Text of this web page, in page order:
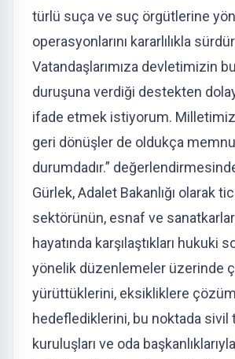
türlü suça ve suç örgütlerine
operasyonlarını kararlılıkla
Vatandaşlarımıza devletimizin
duruşuna verdiği destekten
ifade etmek istiyorum.
geri dönüşler de oldukça
durumdadır.”
Gürlek, Adalet Bakanlığı olarak
sektörünün, esnaf ve
hayatında karşılaştıkları hukuki
yönelik düzenlemeler üzerinde
yürüttüklerini, eksikliklere
hedeflediklerini, bu noktada sivil
kuruluşları ve oda